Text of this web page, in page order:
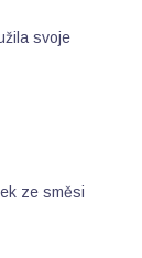
svoje
ze směsi